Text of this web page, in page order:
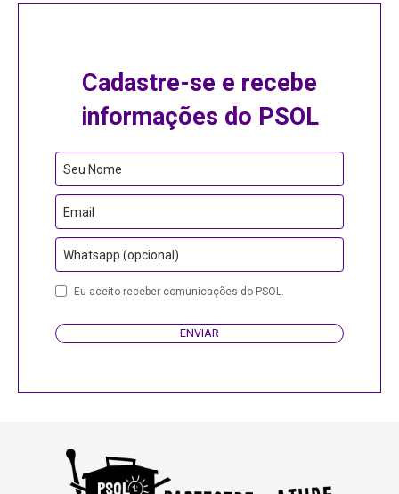
Cadastre-se e recebe
informações do PSOL
Seu Nome
Email
Whatsapp (opcional)
Eu aceito receber comunicações do PSOL.
ENVIAR